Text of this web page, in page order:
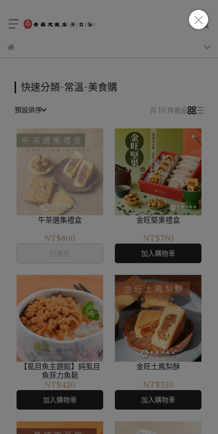
快速分類-常溫-美食購
預設排序 共 10 件商品
午茶選集禮盒
NT$800
已售完
金旺堅果禮盒
NT$760
加入購物車
【虱目魚主題館】純虱目
魚菲力魚鬆
NT$420
加入購物車
金旺土鳳梨酥
NT$330
加入購物車